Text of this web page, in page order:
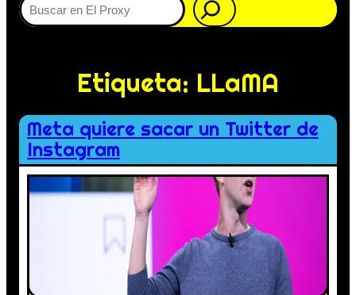
Etiqueta: LLaMA
Meta quiere sacar un Twitter de
Instagram